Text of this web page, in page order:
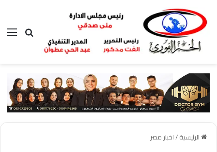
بحث عن
الرئيسية/اخبار مصر